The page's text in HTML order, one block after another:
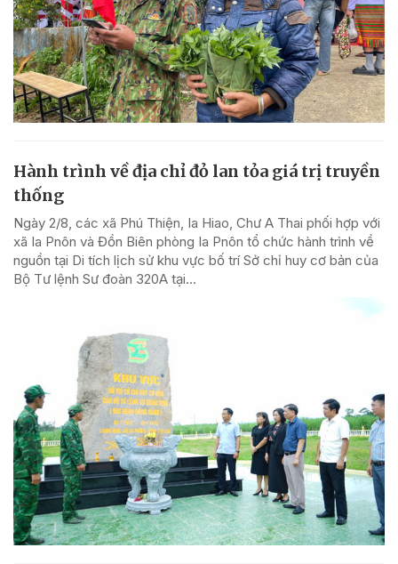
Hành trình về địa chỉ đỏ lan tỏa giá trị truyền
thống
Ngày 2/8, các xã Phú Thiện, Ia Hiao, Chư A Thai phối hợp với
xã Ia Pnôn và Đồn Biên phòng Ia Pnôn tổ chức hành trình về
nguồn tại Di tích lịch sử khu vực bố trí Sở chỉ huy cơ bản của
Bộ Tư lệnh Sư đoàn 320A tại...